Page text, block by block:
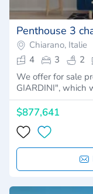
Penthouse 3
Chiarano, Italie
4
3 2
We offer for sale
GIARDINI", which
$877,641